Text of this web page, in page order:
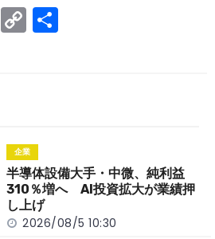
W
e
C
o
n
k
企業
半導体設備大手・中微、純利益
310％増へ AI投資拡大が業績押
し上げ
2026/08/5 10:30